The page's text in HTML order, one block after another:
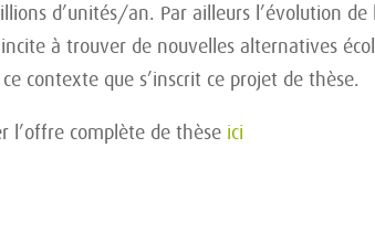
d’unités/an. Par ailleurs l’évolution de
à trouver de nouvelles alternatives
ce contexte que s’inscrit ce projet de thèse.
l’offre complète de thèse ici